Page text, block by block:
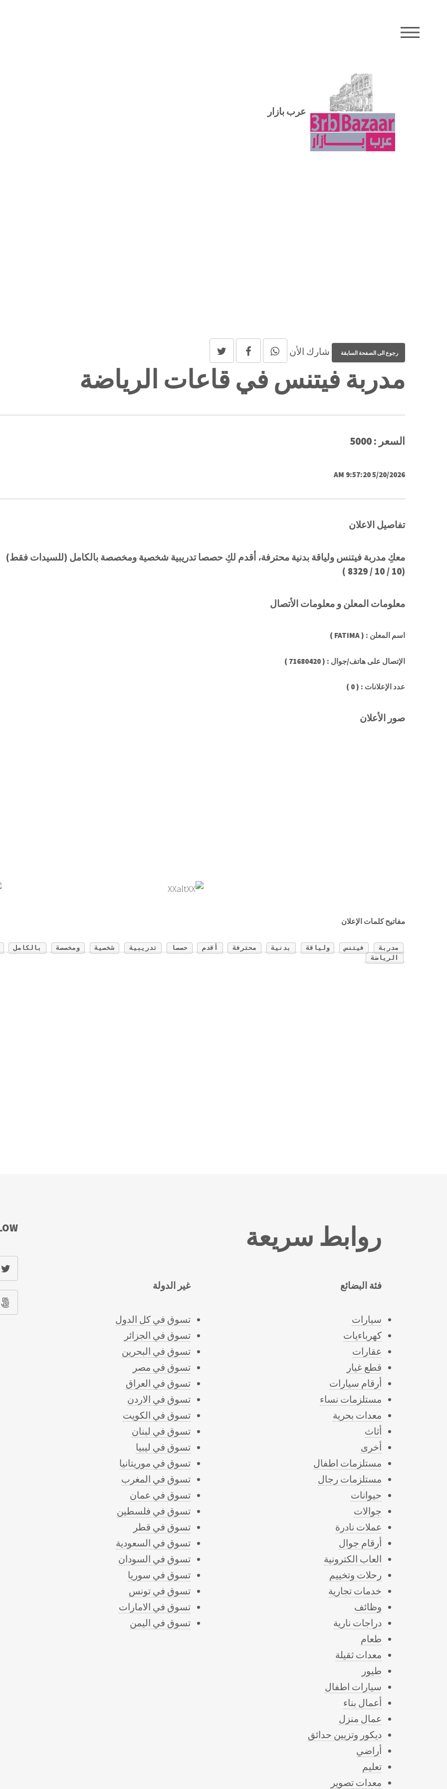
عرب بازار
شارك الأن
مدربة فيتنس في قاعات الرياضة
السعر : 5000
5/20/2026 9:57:20 AM
تفاصيل الاعلان
معكِ مدربة فيتنس ولياقة بدنية محترفة، أقدم لكِ حصصا تدريبية شخصية ومخصصة بالكامل (للسيدات فقط)
(
10
/
10
/
8329
)
معلومات المعلن و معلومات الأتصال
اسم المعلن : ( FATIMA )
الإتصال على هاتف/جوال : ( 71680420 )
عدد الإعلانات : ( 0 )
صور الأعلان
مفاتيح كلمات الإعلان
مدربة فيتنس ولياقة بدنية محترفة أقدم حصصا تدريبية شخصية ومخصصة
بالكامل
الرياضة
روابط سريعة
غير الدولة
تسوق في كل الدول
تسوق في الجزائر
تسوق في البحرين
تسوق في مصر
تسوق في العراق
تسوق في الاردن
تسوق في الكويت
تسوق في لبنان
تسوق في ليبيا
تسوق في موريتانيا
تسوق في المغرب
تسوق في عمان
تسوق في فلسطين
تسوق في قطر
تسوق في السعودية
تسوق في السودان
تسوق في سوريا
تسوق في تونس
تسوق في الامارات
تسوق في اليمن
فئة البضائع
سيارات
كهرباءيات
عقارات
قطع غيار
أرقام سيارات
مستلزمات نساء
معدات بحرية
أثاث
أخرى
مستلزمات اطفال
مستلزمات رجال
حيوانات
جوالات
عملات نادرة
أرقام جوال
العاب الكترونية
رحلات وتخييم
خدمات تجارية
وظائف
دراجات نارية
طعام
معدات ثقيلة
طيور
سيارات اطفال
أعمال بناء
عمال منزل
ديكور وتزيين حدائق
أراضي
تعليم
معدات تصوير